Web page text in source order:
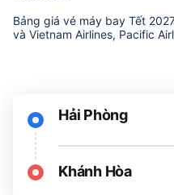
Bảng giá vé máy bay Tết
và Vietnam Airlines, Pacific
Hải Phòng
Khánh Hòa